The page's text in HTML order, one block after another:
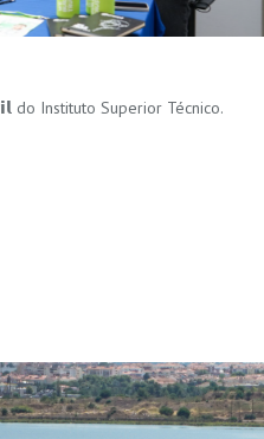
do Instituto Superior Técnico.